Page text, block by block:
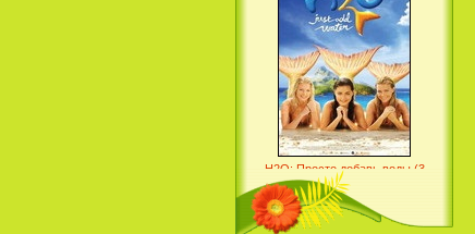
Семейка Крудс / The Croods
(2013)
H2O: Просто добавь воды (3
Сезон) / H2O: Just Add Water
(3 Season) (сериал)